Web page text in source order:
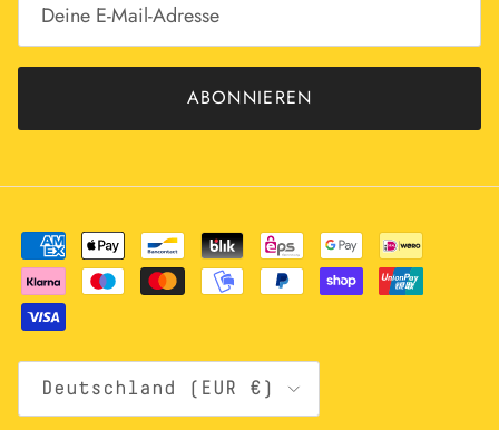
ABONNIEREN
Deutschland (EUR €)